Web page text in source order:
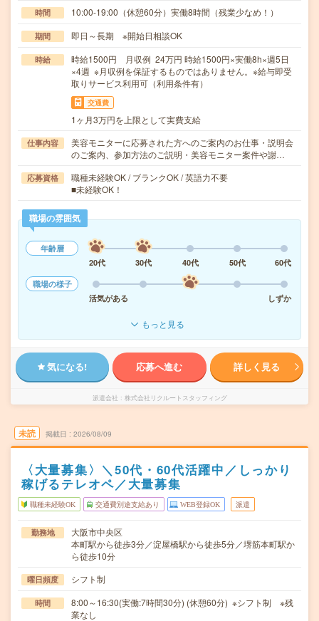
時間 10:00-19:00（休憩60分）実働8時間（残業少なめ！）
期間 即日～長期 ※開始日相談OK
時給
時給1500円 月収例 24万円 時給1500円×実働8h×週5日
×4週 ※月収例を保証するものではありません。※給与即受
取りサービス利用可（利用条件有）
交通費
1ヶ月3万円を上限として実費支給
仕事内容
美容モニターに応募された方へのご案内のお仕事・説明会
のご案内、参加方法のご説明・美容モニター案件や謝…
応募資格
職種未経験OK / ブランクOK / 英語力不要
■未経験OK！
職場の雰囲気
年齢層
20代
30代 40代 50代
60代
職場の様子
活気がある
しずか
もっと見る
気になる! 応募へ進む 詳しく見る
派遣会社 株式会社リクルートスタッフィング
未読 掲載日 2026/08/09
〈大量募集〉＼50代・60代活躍中／しっかり
稼げるテレオペ／大量募集
職種未経験OK 交通費別途支給あり WEB登録OK 派遣
勤務地
大阪市中央区
本町駅から徒歩3分／淀屋橋駅から徒歩5分／堺筋本町駅か
ら徒歩10分
曜日頻度 シフト制
時間
8:00～16:30(実働:7時間30分) (休憩60分) ※シフト制 ※残
業なし